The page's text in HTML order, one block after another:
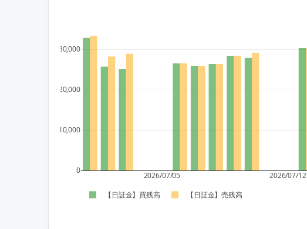
2026/07/05 2026/07/12
0
10,000
20,000
30,000
【日証金】買残高 【日証金】売残高